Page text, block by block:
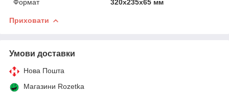
Формат
320х235х65 мм
Приховати
Умови доставки
Нова Пошта
Магазини Rozetka